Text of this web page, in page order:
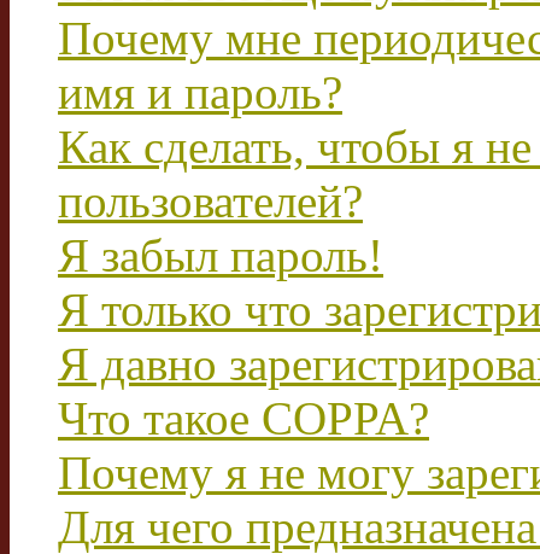
Почему мне
имя и пароль?
Как сделать, чтобы я
пользователей?
Я забыл пароль!
Я только что
Я давно
Что такое COPPA?
Почему я не могу
Для чего